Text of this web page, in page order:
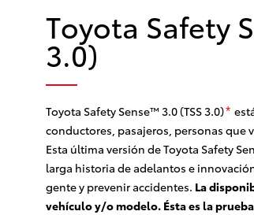
Toyota Safety
3.0)
Toyota Safety Sense™ 3.0 (TSS 3.0)*
conductores, pasajeros, personas que
Esta última versión de Toyota Safety
larga historia de adelantos e
gente y prevenir accidentes. La
vehículo y/o modelo. Ésta es la